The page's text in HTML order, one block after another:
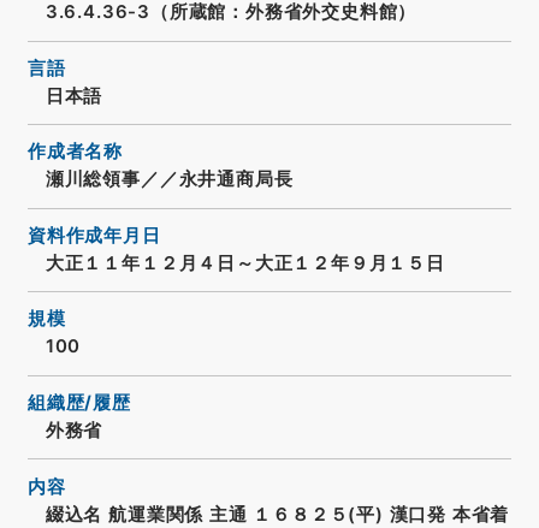
3.6.4.36-3（所蔵館：外務省外交史料館）
言語
日本語
作成者名称
瀬川総領事／／永井通商局長
資料作成年月日
大正１１年１２月４日～大正１２年９月１５日
規模
100
組織歴/履歴
外務省
内容
綴込名 航運業関係 主通 １６８２５(平) 漢口発 本省着